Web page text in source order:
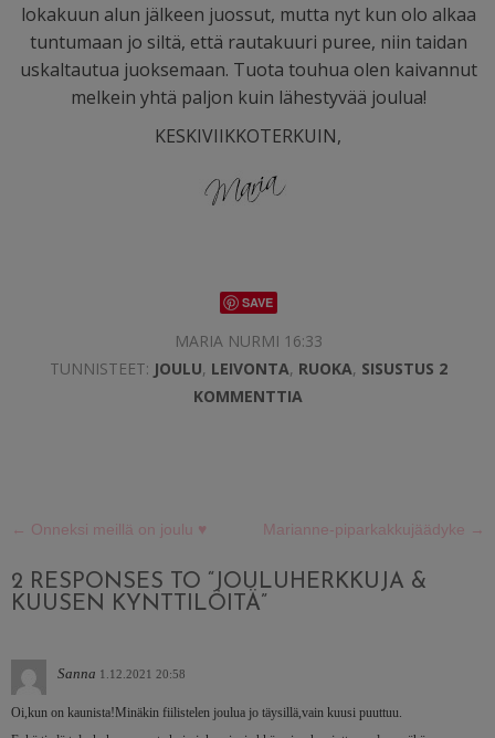
lokakuun alun jälkeen juossut, mutta nyt kun olo alkaa
tuntumaan jo siltä, että rautakuuri puree, niin taidan
uskaltautua juoksemaan. Tuota touhua olen kaivannut
melkein yhtä paljon kuin lähestyvää joulua!
KESKIVIIKKOTERKUIN,
SAVE
MARIA NURMI 16:33
TUNNISTEET: JOULU, LEIVONTA, RUOKA, SISUSTUS 2
KOMMENTTIA
← Onneksi meillä on joulu ♥ Marianne-piparkakkujäädyke →
2 RESPONSES TO “JOULUHERKKUJA &
KUUSEN KYNTTILÖITÄ”
Sanna 1.12.2021 20:58
Oi,kun on kaunista!Minäkin fiilistelen joulua jo täysillä,vain kuusi puuttuu.